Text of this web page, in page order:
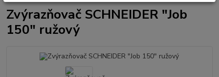
Zvýrazňovač SCHNEIDER "Job
150" ružový